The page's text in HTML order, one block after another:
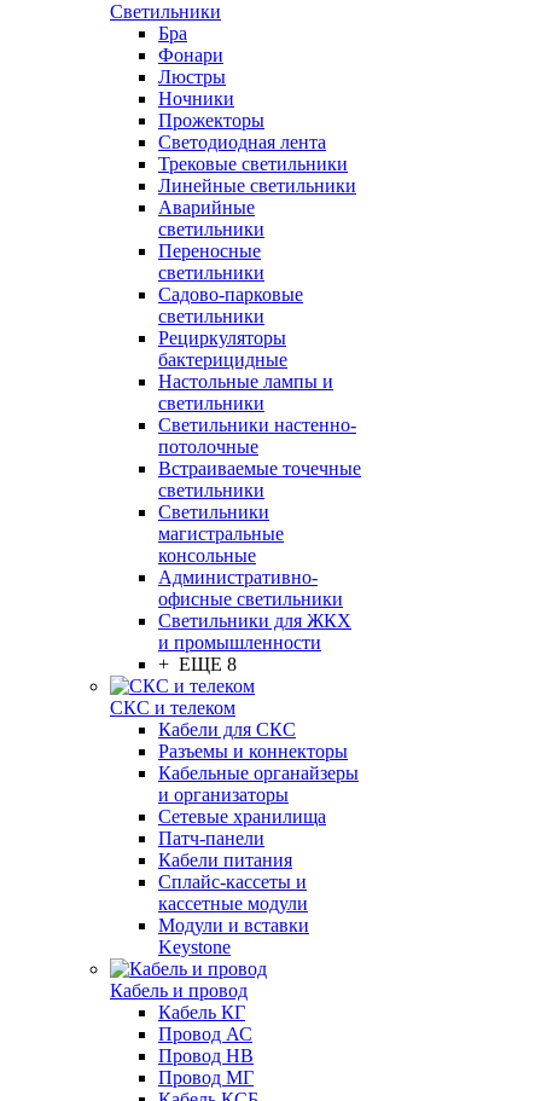
Светильники
Бра
Фонари
Люстры
Ночники
Прожекторы
Светодиодная лента
Трековые светильники
Линейные светильники
Аварийные
светильники
Переносные
светильники
Садово-парковые
светильники
Рециркуляторы
бактерицидные
Настольные лампы и
светильники
Светильники настенно-
потолочные
Встраиваемые точечные
светильники
Светильники
магистральные
консольные
Административно-
офисные светильники
Светильники для ЖКХ
и промышленности
+ ЕЩЕ 8
СКС и телеком
Кабели для СКС
Разъемы и коннекторы
Кабельные органайзеры
и организаторы
Сетевые хранилища
Патч-панели
Кабели питания
Сплайс-кассеты и
кассетные модули
Модули и вставки
Keystone
Кабель и провод
Кабель КГ
Провод АС
Провод НВ
Провод МГ